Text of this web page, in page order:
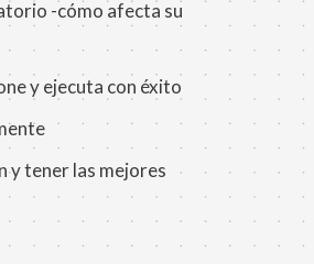
-cómo afecta su
y ejecuta con éxito
y tener las mejores